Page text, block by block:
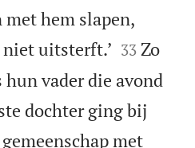
hem slapen,
uitsterft.’ 

33 Zo
vader die avond
dochter ging bij
met